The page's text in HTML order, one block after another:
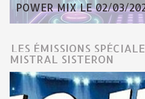
POWER MIX LE 02/03/
LES ÉMISSIONS
MISTRAL SISTERON